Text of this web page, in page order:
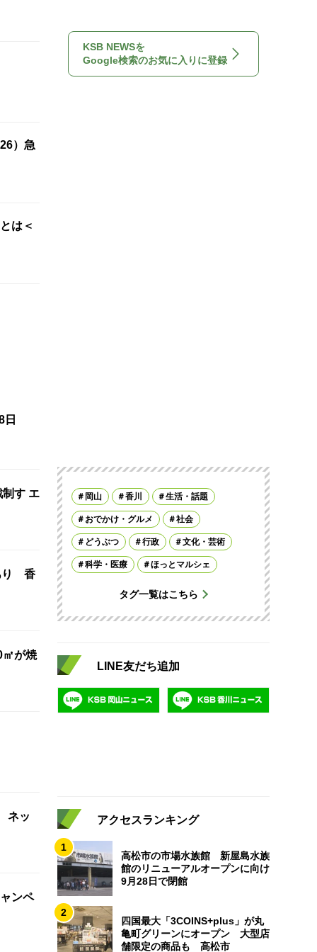
）急
は＜
す エ
り 香
が焼
ネッ
ンペ
KSB NEWSを
Google検索のお気に入りに登録
岡山 香川 生活・話題
おでかけ・グルメ 社会
どうぶつ 行政 文化・芸術
科学・医療 ほっとマルシェ
タグ一覧はこちら
LINE友だち追加
アクセスランキング
1
高松市の市場水族館 新屋島水族
館のリニューアルオープンに向け
9月28日で閉館
2
四国最大「3COINS+plus」が丸
亀町グリーンにオープン 大型店
舗限定の商品も 高松市